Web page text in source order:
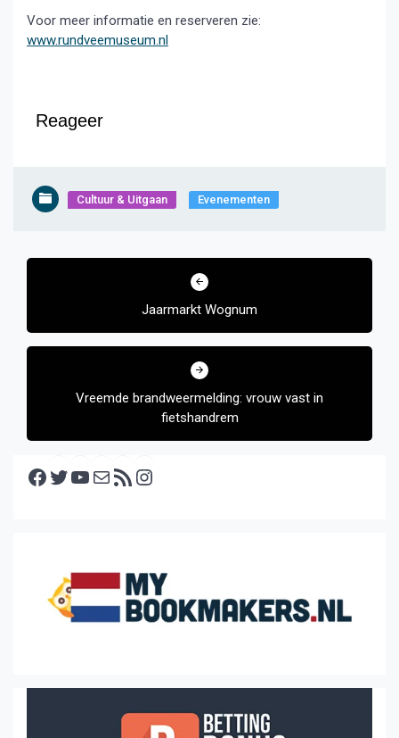
Voor meer informatie en reserveren zie:
www.rundveemuseum.nl
Reageer
Cultuur & Uitgaan Evenementen
Bericht
Jaarmarkt Wognum
Vreemde brandweermelding: vrouw vast in
fietshandrem
Facebook Twitter YouTube E-mail RSS feed